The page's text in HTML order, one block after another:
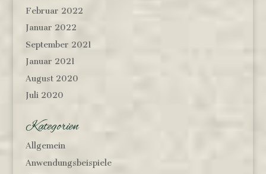
Februar 2022
Januar 2022
September 2021
Januar 2021
August 2020
Juli 2020
Kategorien
Allgemein
Anwendungsbeispiele